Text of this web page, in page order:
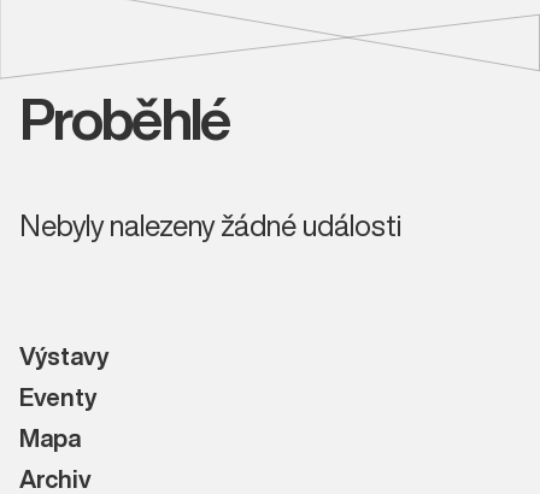
Proběhlé
Nebyly nalezeny žádné události
Výstavy
Eventy
Mapa
Archiv